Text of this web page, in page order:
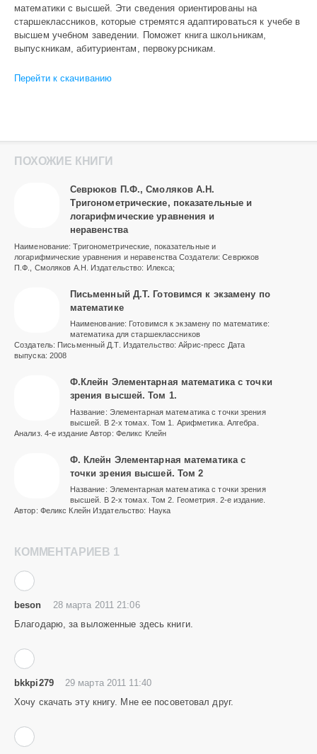
математики с высшей. Эти сведения ориентированы на
старшеклассников, которые стремятся адаптироваться к учебе в
высшем учебном заведении. Поможет книга школьникам,
выпускникам, абитуриентам, первокурсникам.
Перейти к скачиванию
ПОХОЖИЕ КНИГИ
Севрюков П.Ф., Смоляков А.Н.
Тригонометрические, показательные и
логарифмические уравнения и
неравенства
Наименование: Тригонометрические, показательные и
логарифмические уравнения и неравенства Создатели: Севрюков
П.Ф., Смоляков А.Н. Издательство: Илекса;
Письменный Д.Т. Готовимся к экзамену по
математике
Наименование: Готовимся к экзамену по математике:
математика для старшеклассников
Создатель: Письменный Д.Т. Издательство: Айрис-пресс Дата
выпуска: 2008
Ф.Клейн Элементарная математика с точки
зрения высшей. Том 1.
Название: Элементарная математика с точки зрения
высшей. В 2-х томах. Том 1. Арифметика. Алгебра.
Анализ. 4-е издание Автор: Феликс Клейн
Ф. Клейн Элементарная математика с
точки зрения высшей. Том 2
Название: Элементарная математика с точки зрения
высшей. В 2-х томах. Том 2. Геометрия. 2-е издание.
Автор: Феликс Клейн Издательство: Наука
КОММЕНТАРИЕВ 1
beson
28 марта 2011 21:06
Благодарю, за выложенные здесь книги.
bkkpi279
29 марта 2011 11:40
Хочу скачать эту книгу. Мне ее посоветовал друг.